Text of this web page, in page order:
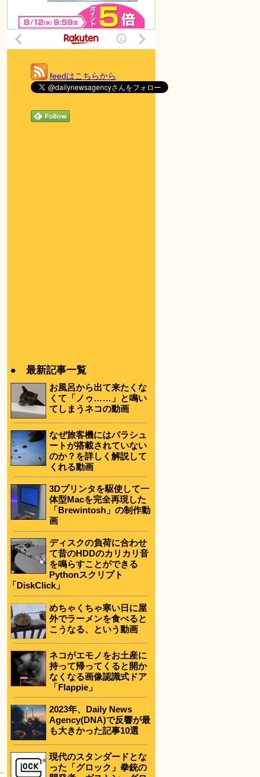
feedはこちらから
● 最新記事一覧
お風呂から出て来たくな
くて「ノゥ……」と鳴い
てしまうネコの動画
なぜ旅客機にはパラシュ
ートが搭載されていない
のか？を詳しく解説して
くれる動画
3Dプリンタを駆使して一
体型Macを完全再現した
「Brewintosh」の制作動
画
ディスクの負荷に合わせ
て昔のHDDのカリカリ音
を鳴らすことができる
Pythonスクリプト
「DiskClick」
めちゃくちゃ寒い日に屋
外でラーメンを食べると
こうなる、という動画
ネコがエモノをお土産に
持って帰ってくると開か
なくなる画像認識式ドア
「Flappie」
2023年、Daily News
Agency(DNA)で反響が最
も大きかった記事10選
現代のスタンダードとな
った「グロック」拳銃の